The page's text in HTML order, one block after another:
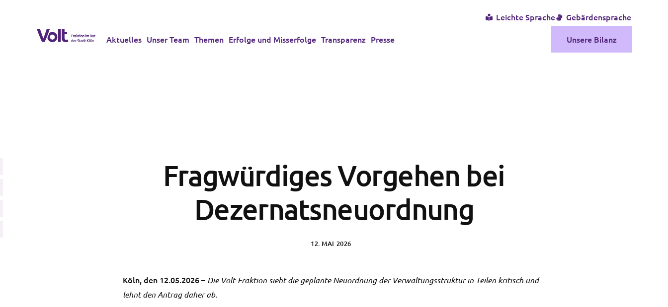
Leichte Sprache Gebärdensprache
Aktuelles Unser Team Themen Erfolge und Misserfolge Transparenz Presse Unsere Bilanz
Fragwürdiges Vorgehen bei
Dezernatsneuordnung
12. MAI 2026
Köln, den 12.05.2026 – Die Volt-Fraktion sieht die geplante Neuordnung der Verwaltungsstruktur in Teilen kritisch und
lehnt den Antrag daher ab.